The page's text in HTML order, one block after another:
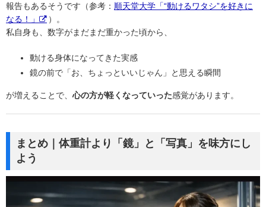
報告もあるそうです（参考： 順天堂大学「“動けるワタシ”を好きに
なる！」
）。
私自身も、数字がまだまだ重かった頃から、
動ける身体になってきた実感
鏡の前で「お、ちょっといいじゃん」と思える瞬間
が増えることで、 心の方が軽くなっていった感覚があります。
まとめ｜体重計より「鏡」と「写真」を味方にし
よう